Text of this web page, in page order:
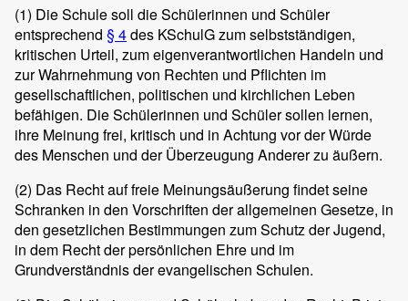
(1) Die Schule soll die Schülerinnen und Schüler
entsprechend § 4des KSchulG zum selbstständigen,
kritischen Urteil, zum eigenverantwortlichen Handeln und
zur Wahrnehmung von Rechten und Pflichten im
gesellschaftlichen, politischen und kirchlichen Leben
befähigen. Die Schülerinnen und Schüler sollen lernen,
ihre Meinung frei, kritisch und in Achtung vor der Würde
des Menschen und der Überzeugung Anderer zu äußern.
(2) Das Recht auf freie Meinungsäußerung findet seine
Schranken in den Vorschriften der allgemeinen Gesetze, in
den gesetzlichen Bestimmungen zum Schutz der Jugend,
in dem Recht der persönlichen Ehre und im
Grundverständnis der evangelischen Schulen.